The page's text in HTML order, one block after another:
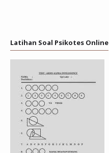
Latihan Soal Psikotes Online